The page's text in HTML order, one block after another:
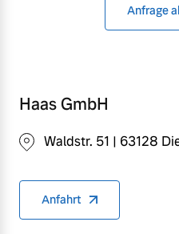
Anfrage
Haas GmbH
Waldstr. 51 | 63128
Anfahrt